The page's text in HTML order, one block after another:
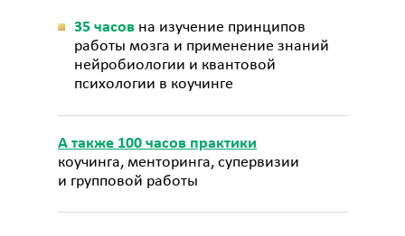
35 часов на изучение принципов
работы мозга и применение знаний
нейробиологии и квантовой
психологии в коучинге
А также 100 часов практики
коучинга, менторинга, супервизии
и групповой работы